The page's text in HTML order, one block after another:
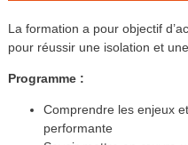
La formation a pour objectif
pour réussir une isolation et
Programme :
Comprendre les enjeux
performante